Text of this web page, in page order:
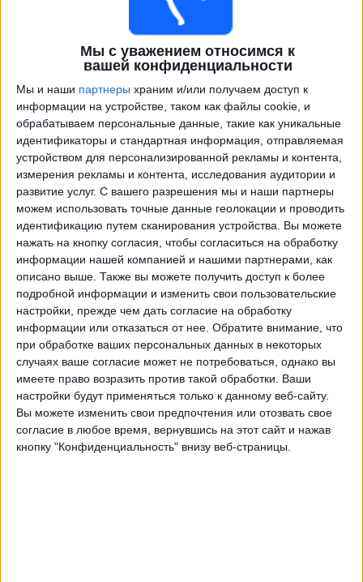
Мы с уважением относимся к
вашей конфиденциальности
Мы и наши партнеры храним и/или получаем доступ к
информации на устройстве, таком как файлы cookie, и
обрабатываем персональные данные, такие как уникальные
идентификаторы и стандартная информация, отправляемая
устройством для персонализированной рекламы и контента,
измерения рекламы и контента, исследования аудитории и
развитие услуг. С вашего разрешения мы и наши партнеры
можем использовать точные данные геолокации и проводить
идентификацию путем сканирования устройства. Вы можете
нажать на кнопку согласия, чтобы согласиться на обработку
информации нашей компанией и нашими партнерами, как
описано выше. Также вы можете получить доступ к более
подробной информации и изменить свои пользовательские
настройки, прежде чем дать согласие на обработку
информации или отказаться от нее. Обратите внимание, что
при обработке ваших персональных данных в некоторых
случаях ваше согласие может не потребоваться, однако вы
имеете право возразить против такой обработки. Ваши
настройки будут применяться только к данному веб-сайту.
Вы можете изменить свои предпочтения или отозвать свое
согласие в любое время, вернувшись на этот сайт и нажав
кнопку "Конфиденциальность" внизу веб-страницы.
Программа передач трансляции матчей в прямом
эфире в
Клуб Атлетико Митре
Воскресенье, 09.08.2026
22:00 Примера Насьональ
Клуб Атлетико Митре
LPF Play
Суббота, 15.08.2026
22:00 Примера Насьональ